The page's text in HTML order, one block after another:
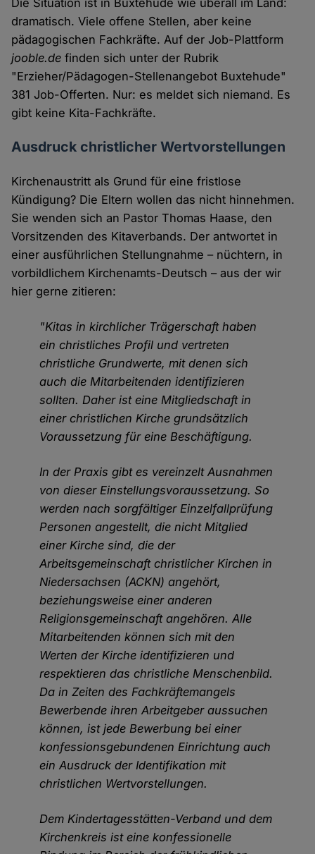
Die Situation ist in Buxtehude wie überall im Land:
dramatisch. Viele offene Stellen, aber keine
pädagogischen Fachkräfte. Auf der Job-Plattform
jooble.de finden sich unter der Rubrik
"Erzieher/Pädagogen-Stellenangebot Buxtehude"
381 Job-Offerten. Nur: es meldet sich niemand. Es
gibt keine Kita-Fachkräfte.
Ausdruck christlicher Wertvorstellungen
Kirchenaustritt als Grund für eine fristlose
Kündigung? Die Eltern wollen das nicht hinnehmen.
Sie wenden sich an Pastor Thomas Haase, den
Vorsitzenden des Kitaverbands. Der antwortet in
einer ausführlichen Stellungnahme – nüchtern, in
vorbildlichem Kirchenamts-Deutsch – aus der wir
hier gerne zitieren:
"Kitas in kirchlicher Trägerschaft haben
ein christliches Profil und vertreten
christliche Grundwerte, mit denen sich
auch die Mitarbeitenden identifizieren
sollten. Daher ist eine Mitgliedschaft in
einer christlichen Kirche grundsätzlich
Voraussetzung für eine Beschäftigung.
In der Praxis gibt es vereinzelt Ausnahmen
von dieser Einstellungsvoraussetzung. So
werden nach sorgfältiger Einzelfallprüfung
Personen angestellt, die nicht Mitglied
einer Kirche sind, die der
Arbeitsgemeinschaft christlicher Kirchen in
Niedersachsen (ACKN) angehört,
beziehungsweise einer anderen
Religionsgemeinschaft angehören. Alle
Mitarbeitenden können sich mit den
Werten der Kirche identifizieren und
respektieren das christliche Menschenbild.
Da in Zeiten des Fachkräftemangels
Bewerbende ihren Arbeitgeber aussuchen
können, ist jede Bewerbung bei einer
konfessionsgebundenen Einrichtung auch
ein Ausdruck der Identifikation mit
christlichen Wertvorstellungen.
Dem Kindertagesstätten-Verband und dem
Kirchenkreis ist eine konfessionelle